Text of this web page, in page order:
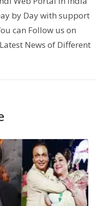
by Day with support
can Follow us on
News of Different